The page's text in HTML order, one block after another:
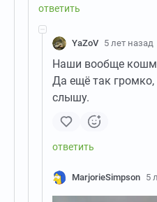
YaZoV 5 лет назад
Наши вообще
Да ещё так
слышу.
MarjorieSimpson 5